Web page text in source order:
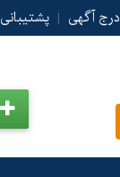
درج آگهی | پشتیبانی